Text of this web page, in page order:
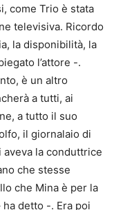
come Trio è stata
televisiva. Ricordo
la disponibilità, la
l’attore -.
è un altro
a tutti, ai
a tutto il suo
il giornalaio di
aveva la conduttrice
che stesse
che Mina è per la
detto -. Era poi